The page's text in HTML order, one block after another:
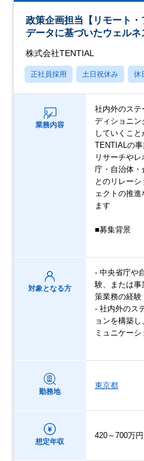
政策企画担当【リモート
データに基づいたウェルネ
株式会社TENTIAL
正社員採用 土日祝休み 休
業務内容
社内外のステ
ディショニ
していくこと
TENTIALの
リサーチや
庁・自治体
とのリレー
ェクトの推
ます
■募集背景
対象となる方
- 中央省庁や
験、または事
策業務の経験
- 社内外のス
ョンを構築
ミュニケー
勤務地
東京都
想定年収
420～700万円